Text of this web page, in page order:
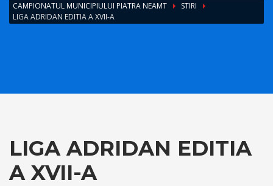
CAMPIONATUL MUNICIPIULUI PIATRA NEAMT
STIRI
LIGA ADRIDAN EDITIA A XVII-A
LIGA ADRIDAN EDITIA
A XVII-A